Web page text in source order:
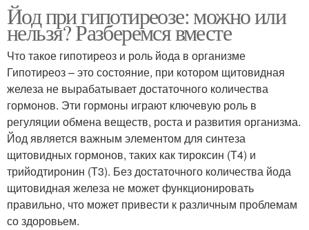
Йод при гипотиреозе: можно или
нельзя? Разберемся вместе
Что такое гипотиреоз и роль йода в организме
Гипотиреоз – это состояние, при котором щитовидная
железа не вырабатывает достаточного количества
гормонов. Эти гормоны играют ключевую роль в
регуляции обмена веществ, роста и развития организма.
Йод является важным элементом для синтеза
щитовидных гормонов, таких как тироксин (Т4) и
трийодтиронин (Т3). Без достаточного количества йода
щитовидная железа не может функционировать
правильно, что может привести к различным проблемам
со здоровьем.